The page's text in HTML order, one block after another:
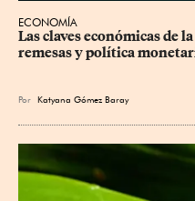
ECONOMÍA
Las claves económicas de
remesas y política
Por Katyana Gómez Baray